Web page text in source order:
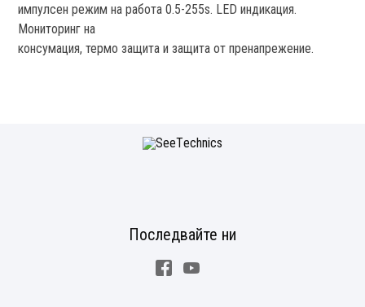
импулсен режим на работа 0.5-255s. LED индикация.
Мониторинг на
консумация, термо защита и защита от пренапрежение.
Последвайте ни
Facebook